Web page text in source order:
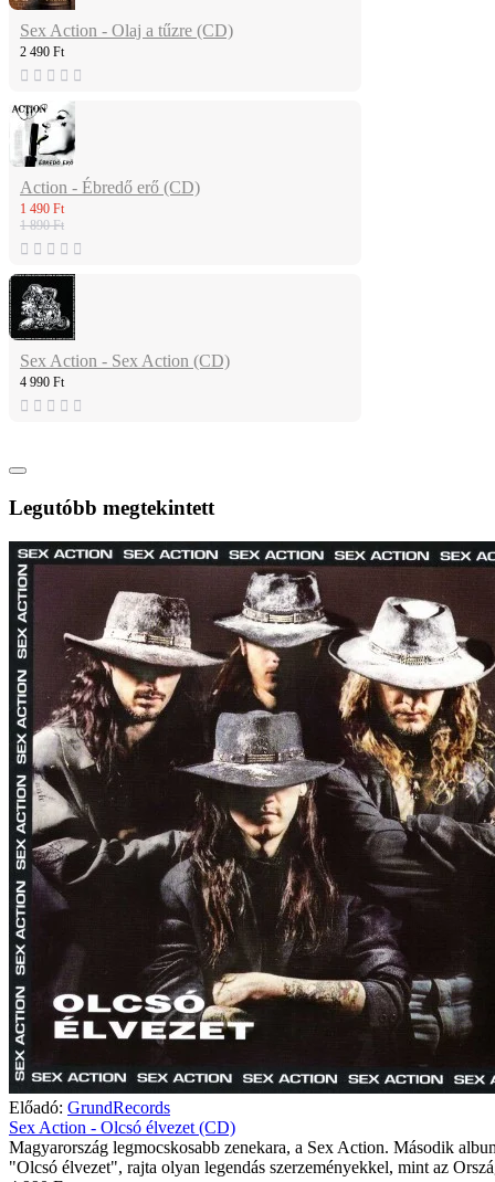
Sex Action - Olaj a tűzre (CD)
2 490 Ft
Action - Ébredő erő (CD)
1 490 Ft
1 890 Ft
Sex Action - Sex Action (CD)
4 990 Ft
Legutóbb megtekintett
Előadó: GrundRecords
Sex Action - Olcsó élvezet (CD)
Magyarország legmocskosabb zenekara, a Sex Action. Második
"Olcsó élvezet", rajta olyan legendás szerzeményekkel, mint az